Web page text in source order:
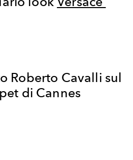
Roberto Cavalli sul
di Cannes